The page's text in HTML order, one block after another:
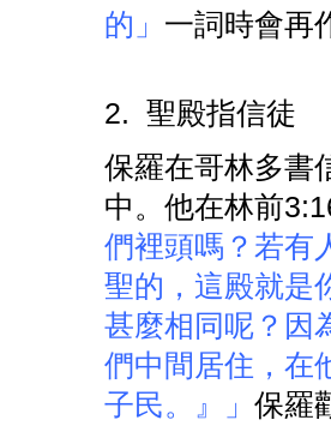
的」 一詞時會再
2. 聖殿指信徒
保羅在哥林多書
中。他在林前
們裡頭嗎？若有
聖的，這殿就是
甚麼相同呢？因
們中間居住，在
子民。』」 保羅